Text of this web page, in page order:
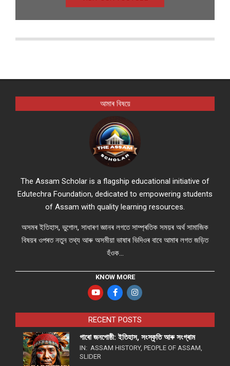
আমাৰ বিষয়ে
The Assam Scholar is a flagship educational initiative of
Edutechra Foundation, dedicated to empowering students
of Assam with quality learning resources.
অসমৰ ইতিহাস, ভুগোল, সাধাৰণ জ্ঞানৰ লগতে সাম্প্ৰতিক সময়ৰ অৰ্থ সামাজিক
বিষয়ৰ ওপৰত নতুন তথ্য আৰু অসমীয়া ভাষাৰ ভিদিওৰ বাবে আমাৰ লগত জড়িত
হঁওক...
KNOW MORE
RECENT POSTS
গাৰো জনগোষ্ঠী: ইতিহাস, সংস্কৃতি আৰু সংগ্ৰাম
IN: ASSAM HISTORY, PEOPLE OF ASSAM,
SLIDER